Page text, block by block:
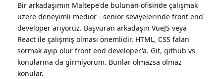
Bir arkadaşımın Maltepe'de bulunan ofisinde çalışmak
üzere deneyimli medior - senior seviyelerinde front end
developer arıyoruz. Başvuran arkadaşın VueJS veya
React ile çalışmış olması önemlidir. HTML, CSS falan
sormak ayıp olur front end developer'a. Git, github vs
konularına da girmiyorum. Bunlar olmazsa olmaz
konular.